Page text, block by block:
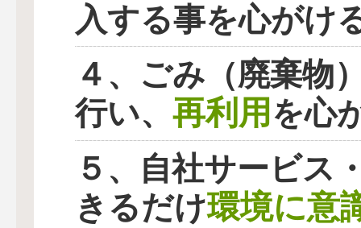
入する事を心がけ
４、ごみ（廃棄物
行い、 再利用を心
５、自社サービス
きるだけ環境に意